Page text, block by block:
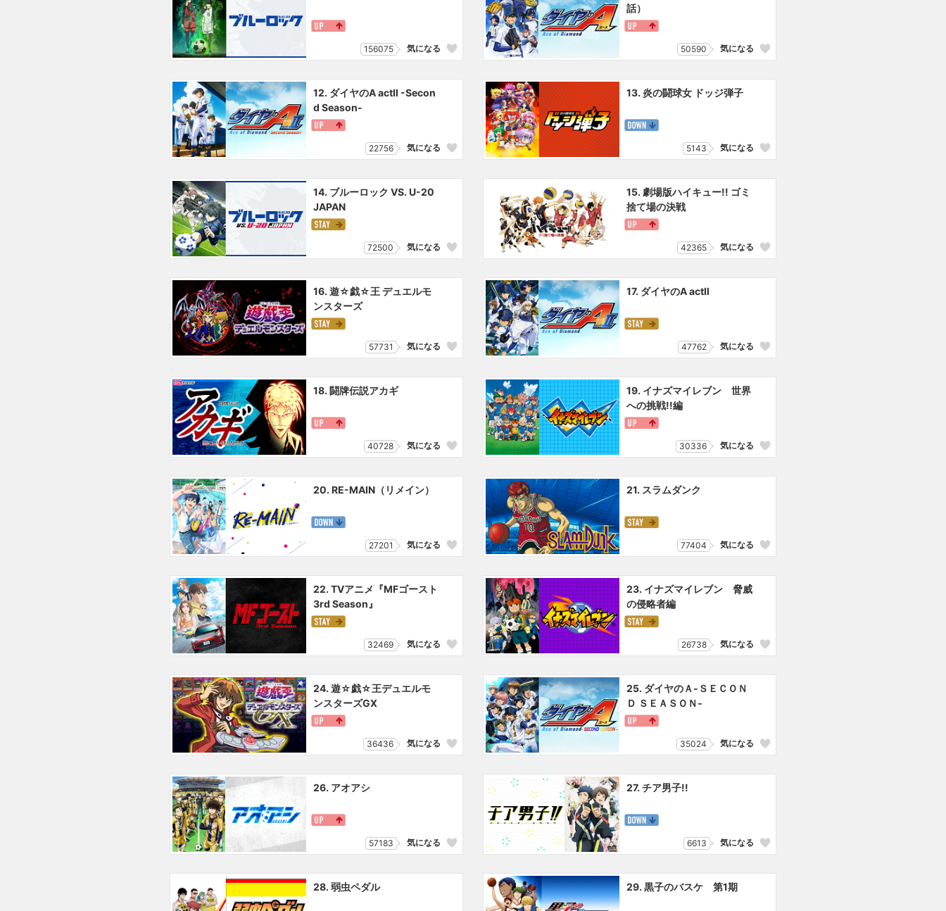
156075 気になる
話）
50590 気になる
12. ダイヤのA actⅡ -Secon
d Season-
22756 気になる
13. 炎の闘球女 ドッジ弾子
5143 気になる
14. ブルーロック VS. U-20
JAPAN
72500 気になる
15. 劇場版ハイキュー!! ゴミ
捨て場の決戦
42365 気になる
16. 遊☆戯☆王 デュエルモ
ンスターズ
57731 気になる
17. ダイヤのA actⅡ
47762 気になる
18. 闘牌伝説アカギ
40728 気になる
19. イナズマイレブン 世界
への挑戦!!編
30336 気になる
20. RE-MAIN（リメイン）
27201 気になる
21. スラムダンク
77404 気になる
22. TVアニメ『MFゴースト
3rd Season』
32469 気になる
23. イナズマイレブン 脅威
の侵略者編
26738 気になる
24. 遊☆戯☆王デュエルモ
ンスターズGX
36436 気になる
25. ダイヤのＡ‐ＳＥＣＯＮ
Ｄ ＳＥＡＳＯＮ‐
35024 気になる
26. アオアシ
57183 気になる
27. チア男子!!
6613 気になる
28. 弱虫ペダル 29. 黒子のバスケ 第1期